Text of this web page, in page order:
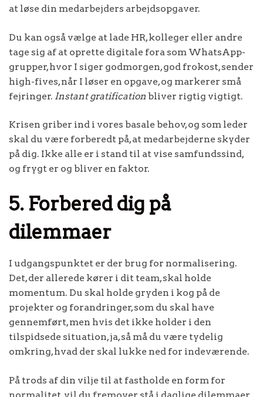
at løse din medarbejders arbejdsopgaver.
Du kan også vælge at lade HR, kolleger eller andre
tage sig af at oprette digitale fora som WhatsApp-
grupper, hvor I siger godmorgen, god frokost, sender
high-fives, når I løser en opgave, og markerer små
fejringer. Instant gratification bliver rigtig vigtigt.
Krisen griber ind i vores basale behov, og som leder
skal du være forberedt på, at medarbejderne skyder
på dig. Ikke alle er i stand til at vise samfundssind,
og frygt er og bliver en faktor.
5. Forbered dig på
dilemmaer
I udgangspunktet er der brug for normalisering.
Det, der allerede kører i dit team, skal holde
momentum. Du skal holde gryden i kog på de
projekter og forandringer, som du skal have
gennemført, men hvis det ikke holder i den
tilspidsede situation, ja, så må du være tydelig
omkring, hvad der skal lukke ned for indeværende.
På trods af din vilje til at fastholde en form for